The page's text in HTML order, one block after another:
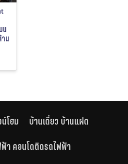
น
น
โฮม
บ้านเดี่ยว บ้านแฝด
า คอนโดติดรถไฟฟ้า